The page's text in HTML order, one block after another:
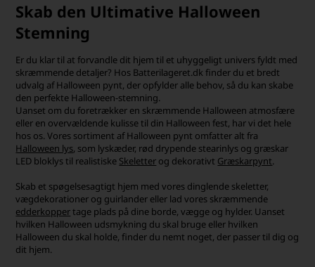
Skab den Ultimative Halloween
Stemning
Er du klar til at forvandle dit hjem til et uhyggeligt univers fyldt med
skræmmende detaljer? Hos Batterilageret.dk finder du et bredt
udvalg af Halloween pynt, der opfylder alle behov, så du kan skabe
den perfekte Halloween-stemning.
Uanset om du foretrækker en skræmmende Halloween atmosfære
eller en overvældende kulisse til din Halloween fest, har vi det hele
hos os. Vores sortiment af Halloween pynt omfatter alt fra
Halloween lys, som lyskæder, rød drypende stearinlys og græskar
LED bloklys til realistiske Skeletter og dekorativt Græskarpynt.
Skab et spøgelsesagtigt hjem med vores dinglende skeletter,
vægdekorationer og guirlander eller lad vores skræmmende
edderkoppertage plads på dine borde, vægge og hylder. Uanset
hvilken Halloween udsmykning du skal bruge eller hvilken
Halloween du skal holde, finder du nemt noget, der passer til dig og
dit hjem.